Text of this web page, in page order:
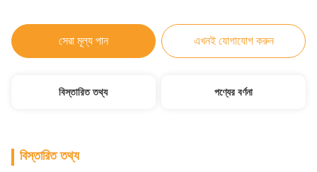
সেরা মূল্য পান এখনই যোগাযোগ করুন
বিস্তারিত তথ্য পণ্যের বর্ণনা
বিস্তারিত তথ্য